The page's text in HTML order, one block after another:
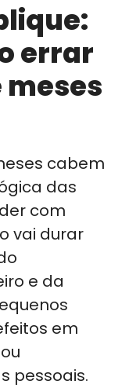
errar
meses
cabem
das
com
vai durar
e da
em
pessoais.